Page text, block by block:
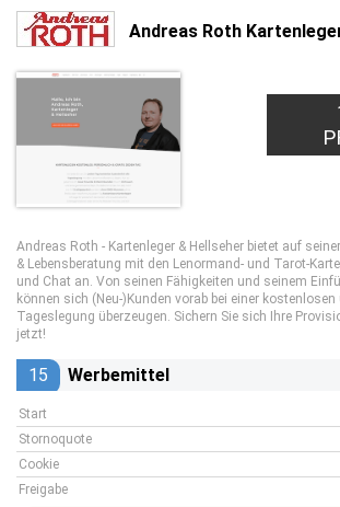
Andreas Roth
Andreas Roth - Kartenleger & Hellseher bietet auf
& Lebensberatung mit den Lenormand- und Tarot-
und Chat an. Von seinen Fähigkeiten und seinem
können sich (Neu-)Kunden vorab bei einer
Tageslegung überzeugen. Sichern Sie sich Ihre
jetzt!
15 Werbemittel
Start
Stornoquote
Cookie
Freigabe